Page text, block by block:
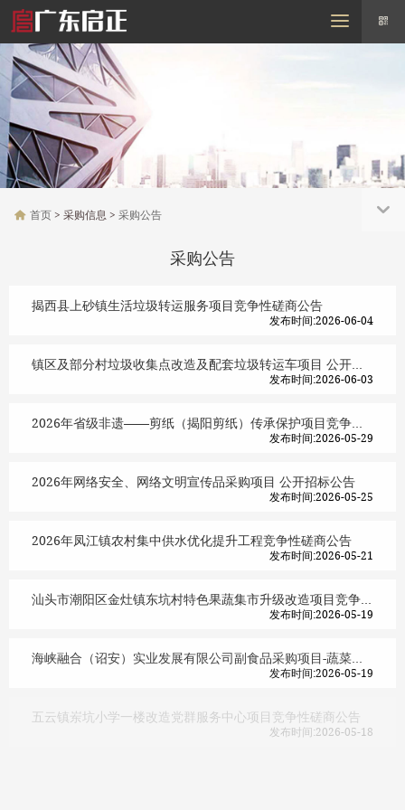
MENU
首页
走进启正
需求信息
采购信息
招标信息
行业动态
联系我们
首页> 采购信息 > 采购公告
采购公告
揭西县上砂镇生活垃圾转运服务项目竞争性磋商公告
发布时间:2026-06-04
镇区及部分村垃圾收集点改造及配套垃圾转运车项目 公开招标公告
发布时间:2026-06-03
2026年省级非遗——剪纸（揭阳剪纸）传承保护项目竞争性磋商公告
发布时间:2026-05-29
2026年网络安全、网络文明宣传品采购项目 公开招标公告
发布时间:2026-05-25
2026年凤江镇农村集中供水优化提升工程竞争性磋商公告
发布时间:2026-05-21
汕头市潮阳区金灶镇东坑村特色果蔬集市升级改造项目竞争性磋商公告
发布时间:2026-05-19
海峡融合（诏安）实业发展有限公司副食品采购项目-蔬菜、水果、豆制品类，猪肉、牛羊肉、禽肉、禽蛋类，水产类，干货调料、饮料、冻品类，全品类公开招标公告
发布时间:2026-05-19
五云镇岽坑小学一楼改造党群服务中心项目竞争性磋商公告
发布时间:2026-05-18